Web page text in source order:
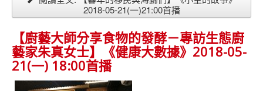
2018-05-21(一)21:00首播
【廚藝大師分享食物的發酵－專訪生態廚
藝家朱真女士】《健康大數據》2018-05-
21(一) 18:00首播